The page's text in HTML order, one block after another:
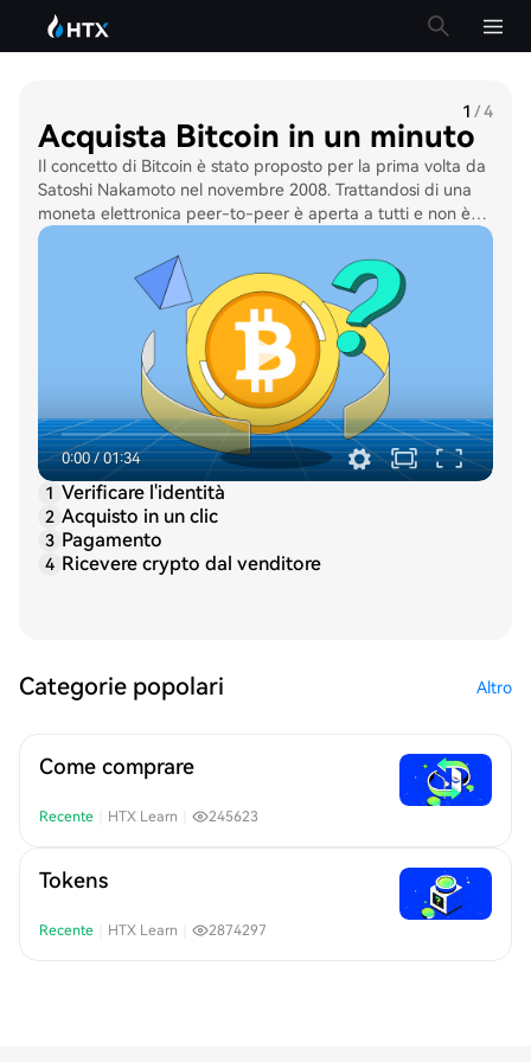
1 /4
Acquista Bitcoin in un minuto
Il concetto di Bitcoin è stato proposto per la prima volta da
Satoshi Nakamoto nel novembre 2008. Trattandosi di una
moneta elettronica peer-to-peer è aperta a tutti e non è
assoggettata a un'autorità centrale, come il Governo.
L'offerta di Bitcoin è limitata a 21 milioni di BTC. Per questo
motivo, il Bitcoin viene spesso definito &quot;oro
0:00/01:34
1 Verificare l'identità
2 Acquisto in un clic
3 Pagamento
4 Ricevere crypto dal venditore
Categorie popolari Altro
Come comprare
Recente HTX Learn 245623
Tokens
Recente HTX Learn 2874297